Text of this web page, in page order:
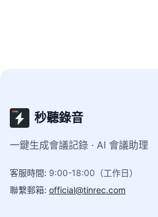
秒聽錄音
一鍵生成會議記錄 · AI 會議助理
客服時間: 9:00-18:00（工作日）
聯繫郵箱: official@tinrec.com